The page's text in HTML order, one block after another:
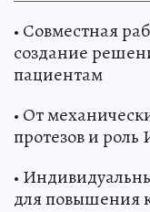
• Совместная
создание
пациентам
• От
протезов и
•
для повышения